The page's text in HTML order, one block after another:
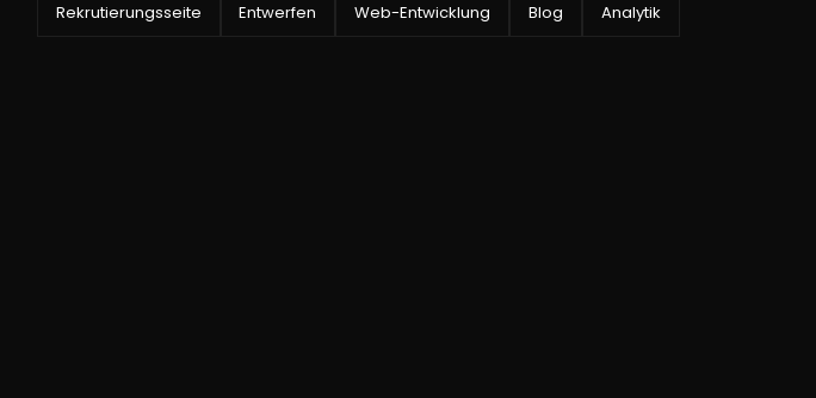
Rekrutierungsseite Entwerfen Web-Entwicklung Blog Analytik